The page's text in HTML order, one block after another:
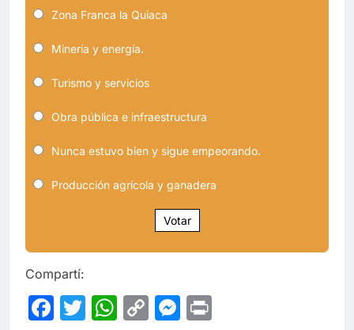
Zona Franca la Quiaca
Minería y energía.
Turismo y servicios
Obra pública e infraestructura
Nunca estuvo bien y sigue empeorando.
Producción agrícola y ganadera
Votar
Compartí:
Facebook
Twitter
WhatsApp
CopyMessenger